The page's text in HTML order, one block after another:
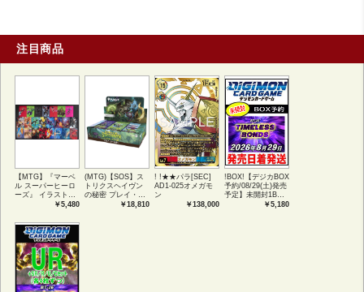
注目商品
【MTG】『マーベ
ル スーパーヒーロ
ーズ』 イラストコ
レクション 54種コ
アートカード(JPN)
￥5,480
(MTG)【SOS】ス
トリクスヘイヴン
の秘密 プレイ・ブ
ースター1BOX日本
￥18,810
! !★★パラ[SEC]
AD1-025オメガモ
ン
￥138,000
!BOX!【デジカBOX
予約/08/29(土)発売
予定】未開封1BOX
￥5,180